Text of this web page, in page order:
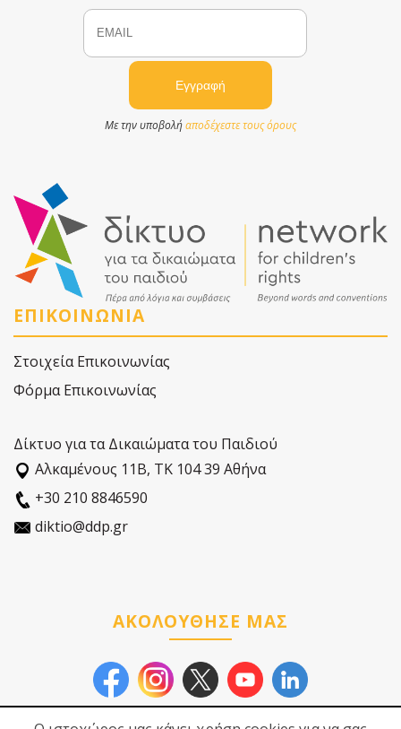
Email
Με την υποβολήαποδέχεστε τους όρους
ΕΠΙΚΟΙΝΩΝΙΑ
Στοιχεία Επικοινωνίας
Φόρμα Επικοινωνίας
Δίκτυο για τα Δικαιώματα του Παιδιού
Αλκαµένους 11Β, ΤΚ 104 39 Αθήνα
+30 210 8846590
diktio@ddp.gr
ΑΚΟΛΟΥΘΗΣΕ ΜΑΣ